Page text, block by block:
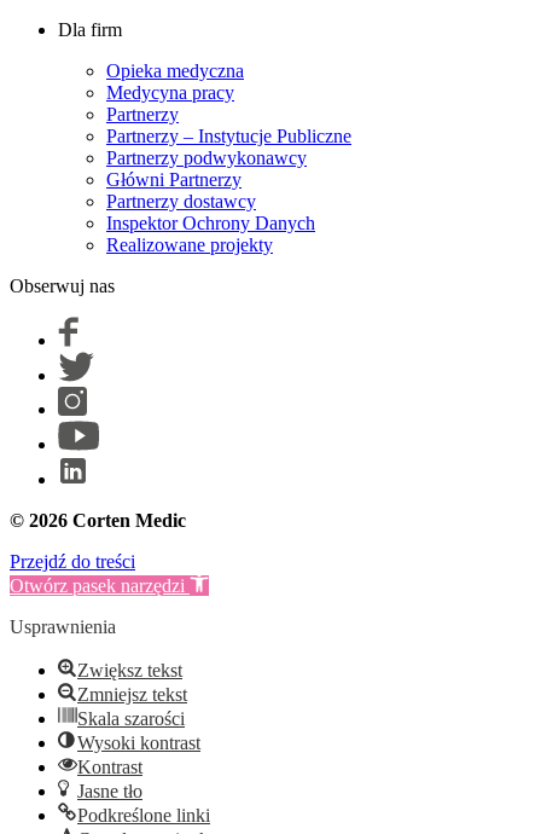
Dla firm
Opieka medyczna
Medycyna pracy
Partnerzy
Partnerzy – Instytucje Publiczne
Partnerzy podwykonawcy
Główni Partnerzy
Partnerzy dostawcy
Inspektor Ochrony Danych
Realizowane projekty
Obserwuj nas
© 2026 Corten Medic
Przejdź do treści
Otwórz pasek narzędzi
Usprawnienia
Zwiększ tekst
Zmniejsz tekst
Skala szarości
Wysoki kontrast
Kontrast
Jasne tło
Podkreślone linki